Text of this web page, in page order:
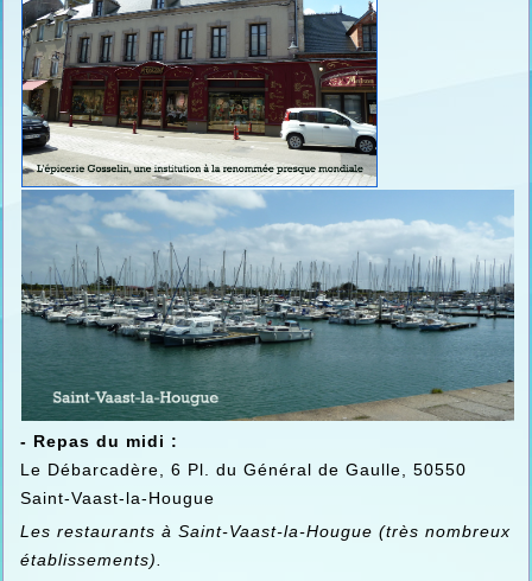
- Repas du midi :
Le Débarcadère, 6 Pl. du Général de Gaulle, 50550
Saint-Vaast-la-Hougue
Les restaurants à Saint-Vaast-la-Hougue (très nombreux
établissements).